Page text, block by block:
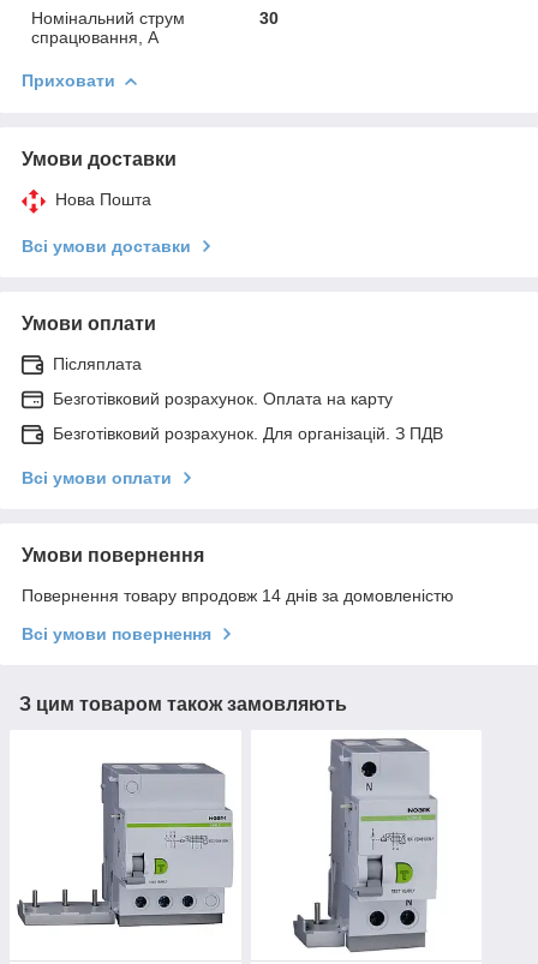
Номінальний струм
спрацювання, А
30
Приховати
Умови доставки
Нова Пошта
Всі умови доставки
Умови оплати
Післяплата
Безготівковий розрахунок. Оплата на карту
Безготівковий розрахунок. Для організацій. З ПДВ
Всі умови оплати
Умови повернення
Повернення товару впродовж 14 днів за домовленістю
Всі умови повернення
З цим товаром також замовляють